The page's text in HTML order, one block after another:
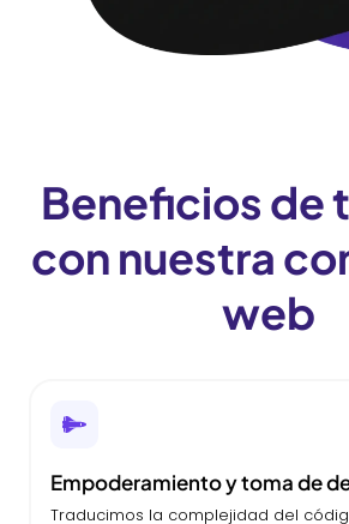
Beneficios de
con nuestra
web
Empoderamiento y toma de
Traducimos la complejidad del